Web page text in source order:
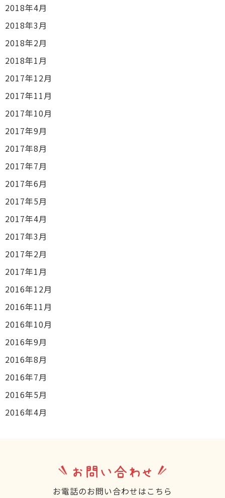
2018年4月
2018年3月
2018年2月
2018年1月
2017年12月
2017年11月
2017年10月
2017年9月
2017年8月
2017年7月
2017年6月
2017年5月
2017年4月
2017年3月
2017年2月
2017年1月
2016年12月
2016年11月
2016年10月
2016年9月
2016年8月
2016年7月
2016年5月
2016年4月
お問い合わせ
お電話のお問い合わせはこちら